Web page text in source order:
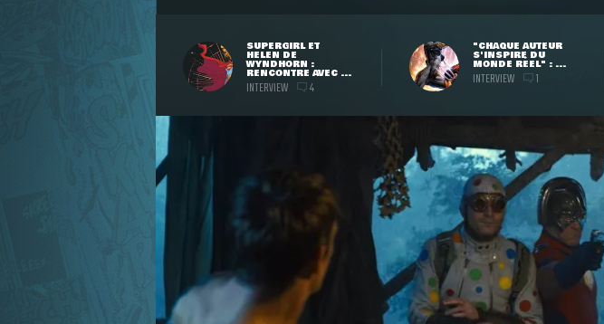
SUPERGIRL ET
HELEN DE
WYNDHORN :
RENCONTRE AVEC ...
INTERVIEW 4
"CHAQUE AUTEUR
S'INSPIRE DU
MONDE RÉEL" : ...
INTERVIEW 1